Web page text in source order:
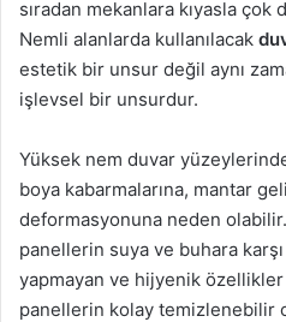
sıradan mekanlara kıyasla çok
Nemli alanlarda kullanılacak
estetik bir unsur değil aynı
işlevsel bir unsurdur.
Yüksek nem duvar
boya kabarmalarına, mantar
deformasyonuna neden
panellerin suya ve buhara karşı
yapmayan ve hijyenik özellikler
panellerin kolay temizlenebilir